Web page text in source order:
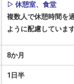
▷ 休憩室、食堂
複数人で休憩時間を
ように配慮していま
8か月
1日半